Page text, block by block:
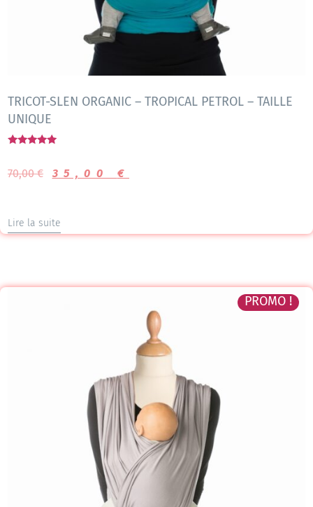
TRICOT-SLEN ORGANIC – TROPICAL PETROL – TAILLE
UNIQUE
sur 5
70,00€ 35,00 €
Lire la suite
PROMO !